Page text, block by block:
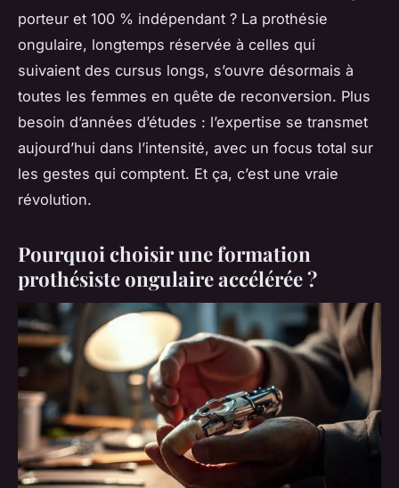
porteur et 100 % indépendant ? La prothésie
ongulaire, longtemps réservée à celles qui
suivaient des cursus longs, s’ouvre désormais à
toutes les femmes en quête de reconversion. Plus
besoin d’années d’études : l’expertise se transmet
aujourd’hui dans l’intensité, avec un focus total sur
les gestes qui comptent. Et ça, c’est une vraie
révolution.
Pourquoi choisir une formation
prothésiste ongulaire accélérée ?